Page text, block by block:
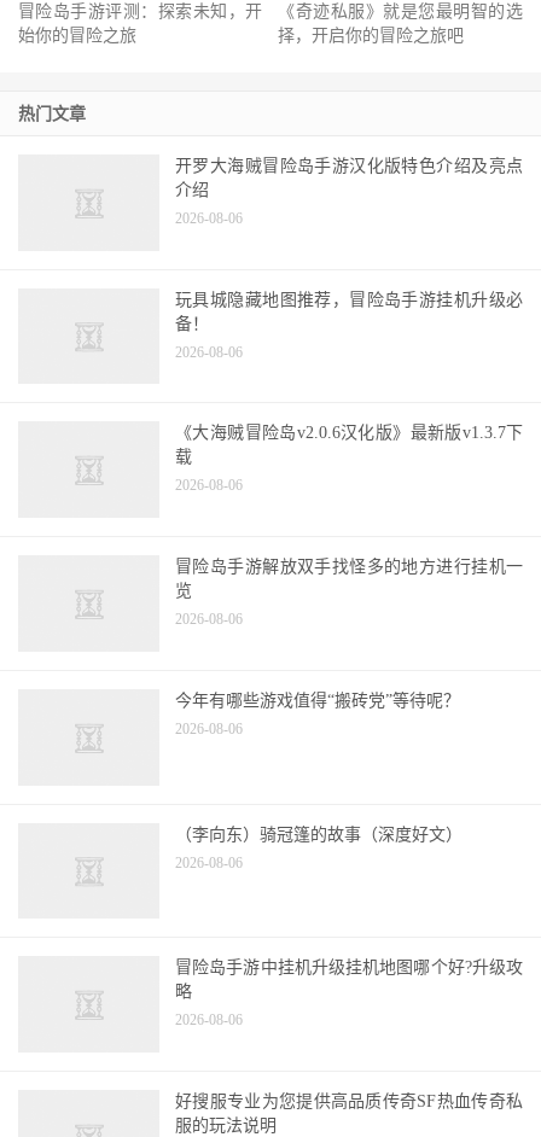
冒险岛手游评测：探索未知，开
始你的冒险之旅
《奇迹私服》就是您最明智的选
择，开启你的冒险之旅吧
热门文章
开罗大海贼冒险岛手游汉化版特色介绍及亮点
介绍
2026-08-06
玩具城隐藏地图推荐，冒险岛手游挂机升级必
备！
2026-08-06
《大海贼冒险岛v2.0.6汉化版》最新版v1.3.7下
载
2026-08-06
冒险岛手游解放双手找怪多的地方进行挂机一
览
2026-08-06
今年有哪些游戏值得“搬砖党”等待呢？
2026-08-06
（李向东）骑冠篷的故事（深度好文）
2026-08-06
冒险岛手游中挂机升级挂机地图哪个好?升级攻
略
2026-08-06
好搜服专业为您提供高品质传奇SF热血传奇私
服的玩法说明